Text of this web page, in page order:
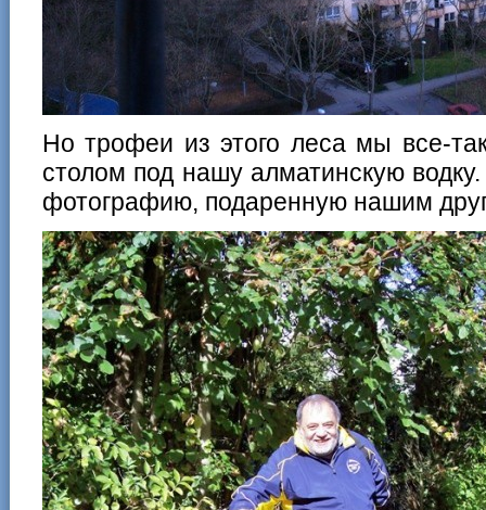
Но трофеи из этого леса мы все-
столом под нашу алматинскую
фотографию, подаренную нашим